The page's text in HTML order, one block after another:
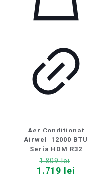
Aer Conditionat
Airwell 12000 BTU
Seria HDM R32
1.809lei
inițial
1.719 lei